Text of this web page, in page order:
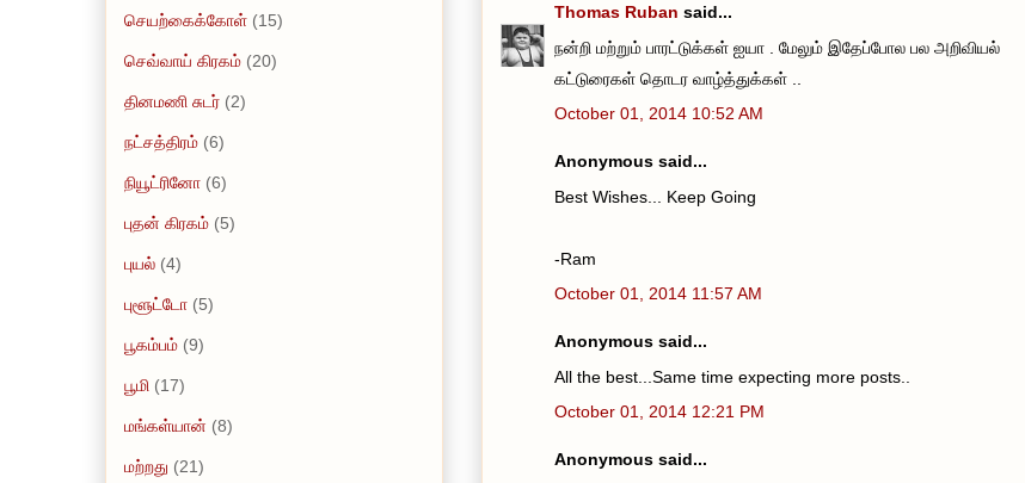
Thomas Ruban said...
நன்றி மற்றும் பாரட்டுக்கள் ஐயா . மேலும் இதேப்போல பல அறிவியல்
கட்டுரைகள் தொடர வாழ்த்துக்கள் ..
October 01, 2014 10:52 AM
Anonymous said...
Best Wishes... Keep Going
-Ram
October 01, 2014 11:57 AM
Anonymous said...
All the best...Same time expecting more posts..
October 01, 2014 12:21 PM
Anonymous said...
செயற்கைக்கோள் (15)
செவ்வாய் கிரகம் (20)
தினமணி சுடர் (2)
நட்சத்திரம் (6)
நியூட்ரினோ (6)
புதன் கிரகம் (5)
புயல் (4)
புளூட்டோ (5)
பூகம்பம் (9)
பூமி (17)
மங்கள்யான் (8)
மற்றது (21)